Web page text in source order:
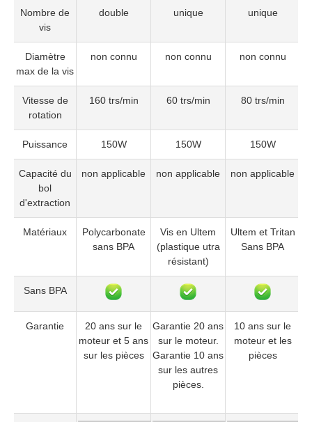
Nombre de
vis
double unique unique
Diamètre
max de la vis
non connu non connu non connu
Vitesse de
rotation
160 trs/min 60 trs/min 80 trs/min
Puissance 150W 150W 150W
Capacité du
bol
d'extraction
non applicable non applicable non applicable
Matériaux
Polycarbonate
sans BPA
Vis en Ultem
(plastique utra
résistant)
Ultem et Tritan
Sans BPA
Sans BPA
Garantie
20 ans sur le
moteur et 5 ans
sur les pièces
Garantie 20 ans
sur le moteur.
Garantie 10 ans
sur les autres
pièces.
10 ans sur le
moteur et les
pièces